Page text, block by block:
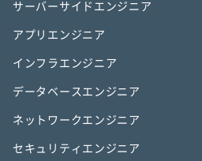
サーバーサイドエンジニア
アプリエンジニア
インフラエンジニア
データベースエンジニア
ネットワークエンジニア
セキュリティエンジニア